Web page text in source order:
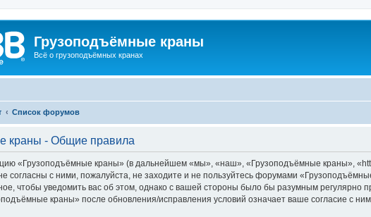
Грузоподъёмные краны
Всё о грузоподъёмных кранах
Список форумов
краны - Общие правила
«Грузоподъёмные краны» (в дальнейшем «мы», «наш», «Грузоподъёмные краны»,
согласны с ними, пожалуйста, не заходите и не пользуйтесь форумами
чтобы уведомить вас об этом, однако с вашей стороны было бы разумным регулярно
краны» после обновления/исправления условий означает ваше согласие с